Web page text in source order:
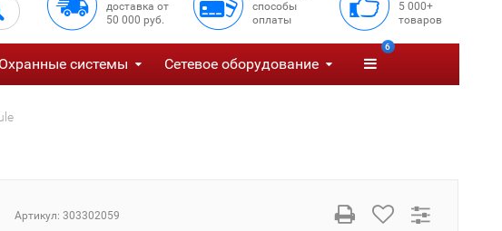
доставка от
50 000 руб.
способы
оплаты
5 000+
товаров
Охранные системы Сетевое оборудование
6
Артикул: 303302059